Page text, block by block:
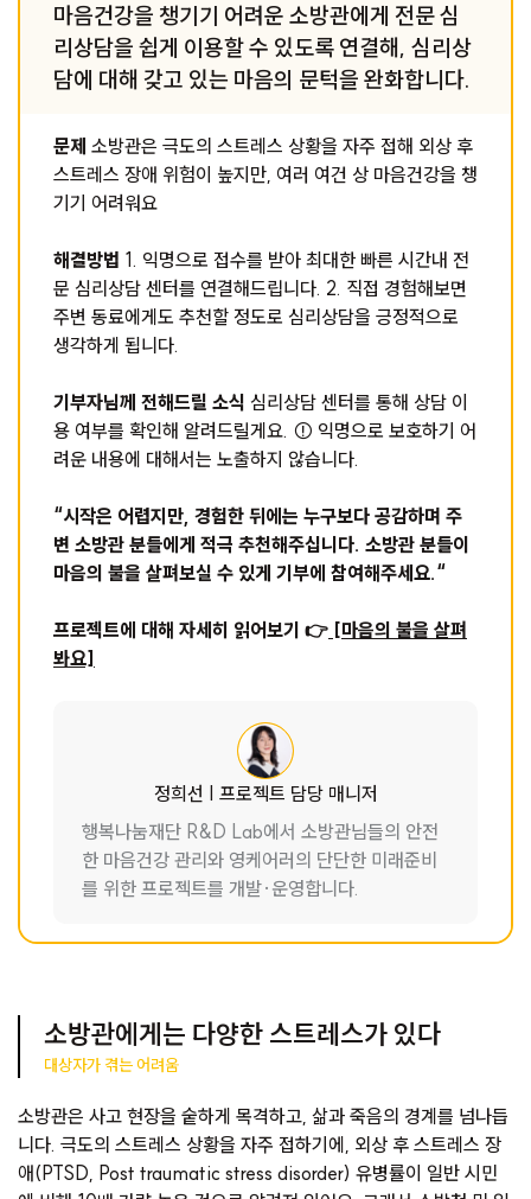
마음건강을 챙기기 어려운 소방관에게 전문 심
리상담을 쉽게 이용할 수 있도록 연결해, 심리상
담에 대해 갖고 있는 마음의 문턱을 완화합니다.
문제 소방관은 극도의 스트레스 상황을 자주 접해 외상 후
스트레스 장애 위험이 높지만, 여러 여건 상 마음건강을 챙
기기 어려워요
해결방법 1. 익명으로 접수를 받아 최대한 빠른 시간내 전
문 심리상담 센터를 연결해드립니다. 2. 직접 경험해보면
주변 동료에게도 추천할 정도로 심리상담을 긍정적으로
생각하게 됩니다.
기부자님께 전해드릴 소식 심리상담 센터를 통해 상담 이
용 여부를 확인해 알려드릴게요. ⚠ 익명으로 보호하기 어
려운 내용에 대해서는 노출하지 않습니다.
“시작은 어렵지만, 경험한 뒤에는 누구보다 공감하며 주
변 소방관 분들에게 적극 추천해주십니다. 소방관 분들이
마음의 불을 살펴보실 수 있게 기부에 참여해주세요.“
프로젝트에 대해 자세히 읽어보기 👉 [마음의 불을 살펴
봐요]
정희선 | 프로젝트 담당 매니저
행복나눔재단 R&D Lab에서 소방관님들의 안전
한 마음건강 관리와 영케어러의 단단한 미래준비
를 위한 프로젝트를 개발·운영합니다.
소방관에게는 다양한 스트레스가 있다
대상자가 겪는 어려움
소방관은 사고 현장을 숱하게 목격하고, 삶과 죽음의 경계를 넘나듭
니다. 극도의 스트레스 상황을 자주 접하기에, 외상 후 스트레스 장
애(PTSD, Post traumatic stress disorder) 유병률이 일반 시민